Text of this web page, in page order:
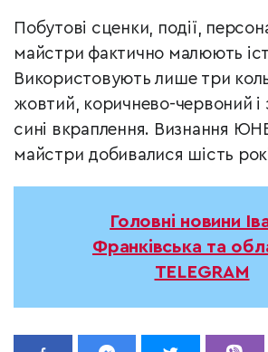
Побутові сценки, події,
майстри фактично малюють
Використовують лише три
жовтий, коричнево-червоний і
сині вкраплення. Визнання
майстри добивалися шість
Головні новини
Франківська та
TELEGRAM